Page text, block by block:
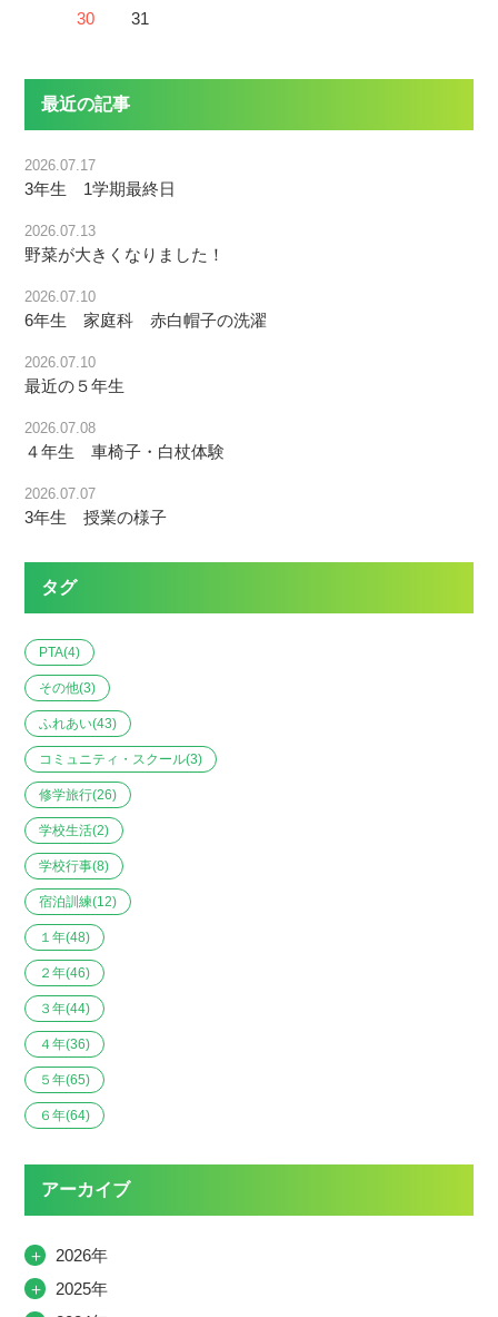
30 31
最近の記事
2026.07.17
3年生 1学期最終日
2026.07.13
野菜が大きくなりました！
2026.07.10
6年生 家庭科 赤白帽子の洗濯
2026.07.10
最近の５年生
2026.07.08
４年生 車椅子・白杖体験
2026.07.07
3年生 授業の様子
タグ
PTA(4)
その他(3)
ふれあい(43)
コミュニティ・スクール(3)
修学旅行(26)
学校生活(2)
学校行事(8)
宿泊訓練(12)
１年(48)
２年(46)
３年(44)
４年(36)
５年(65)
６年(64)
アーカイブ
＋
2026年
＋
2025年